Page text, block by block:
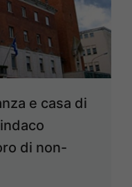
e casa di
di non-